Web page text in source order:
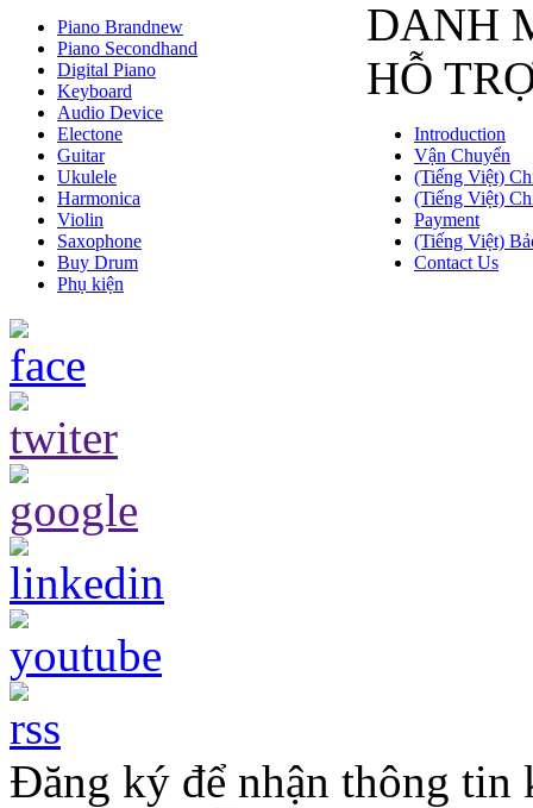
DANH
Piano Brandnew
Piano Secondhand
Digital Piano
Keyboard
Audio Device
Electone
Guitar
Ukulele
Harmonica
Violin
Saxophone
Buy Drum
Phụ kiện
HỖ
Introduction
Vận Chuyển
(Tiếng Việt)
(Tiếng Việt)
Payment
(Tiếng Việt)
Contact Us
Đăng ký để nhận thông tin